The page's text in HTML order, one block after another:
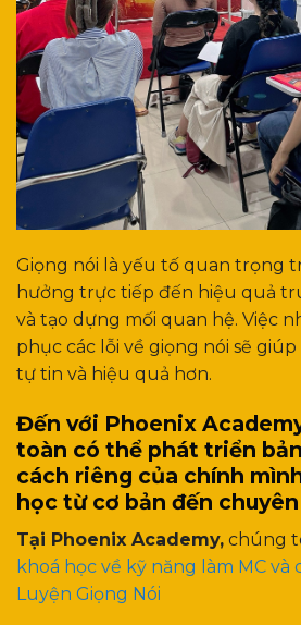
Giọng nói là yếu tố quan trọng
hưởng trực tiếp đến hiệu quả
và tạo dựng mối quan hệ. Việc
phục các lỗi về giọng nói sẽ
tự tin và hiệu quả hơn.
Đến với Phoenix
toàn có thể phát triển
cách riêng của chính
học từ cơ bản đến chuyên
Tại Phoenix Academy, chúng
khoá học về kỹ năng làm MC và
Luyện Giọng Nói